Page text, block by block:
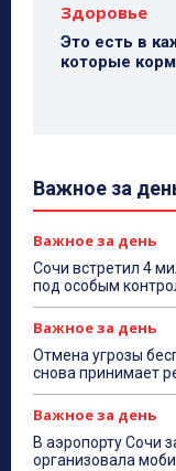
Здоровье
Это есть в
которые
Важное за
Важное за день
Сочи встретил 4
под особым
Важное за день
Отмена угрозы
снова принимает
Важное за день
В аэропорту Сочи
организовала